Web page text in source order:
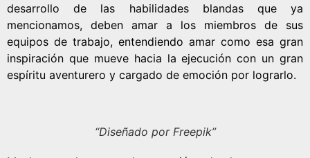
desarrollo de las habilidades blandas que ya
mencionamos, deben amar a los miembros de sus
equipos de trabajo, entendiendo amar como esa gran
inspiración que mueve hacia la ejecución con un gran
espíritu aventurero y cargado de emoción por lograrlo.
“Diseñado por Freepik”